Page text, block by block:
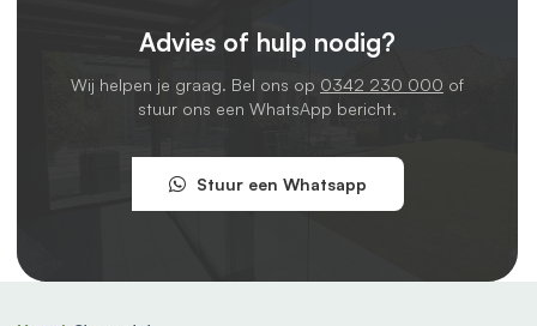
Advies of hulp nodig?
Wij helpen je graag. Bel ons op 0342 230 000 of
stuur ons een WhatsApp bericht.
Stuur een Whatsapp